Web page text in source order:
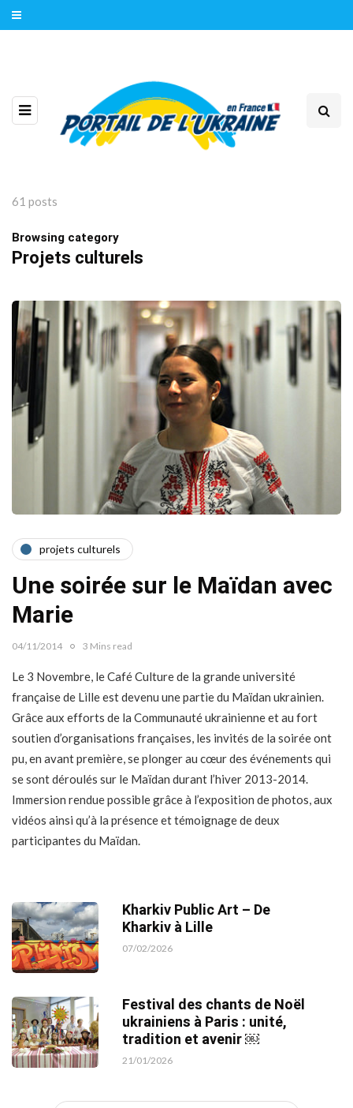
61 posts
Browsing category
Projets culturels
projets culturels
Une soirée sur le Maïdan avec
Marie
04/11/2014 3 Mins read
Le 3 Novembre, le Café Culture de la grande université
française de Lille est devenu une partie du Maïdan ukrainien.
Grâce aux efforts de la Communauté ukrainienne et au fort
soutien d’organisations françaises, les invités de la soirée ont
pu, en avant première, se plonger au cœur des événements qui
se sont déroulés sur le Maïdan durant l’hiver 2013-2014.
Immersion rendue possible grâce à l’exposition de photos, aux
vidéos ainsi qu’à la présence et témoignage de deux
participantes du Maïdan.
Kharkiv Public Art – De
Kharkiv à Lille
07/02/2026
Festival des chants de Noël
ukrainiens à Paris : unité,
tradition et avenir ￼
21/01/2026